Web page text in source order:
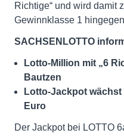
Richtige“ und wird damit
Gewinnklasse 1
SACHSENLOTTO
Lotto-Million mit „6
Bautzen
Lotto-Jackpot
Euro
Der Jackpot bei LOTTO